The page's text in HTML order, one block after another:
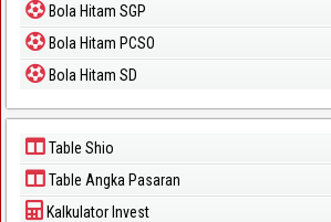
Bola Hitam SGP
Bola Hitam PCSO
Bola Hitam SD
Table Shio
Table Angka Pasaran
Kalkulator Invest